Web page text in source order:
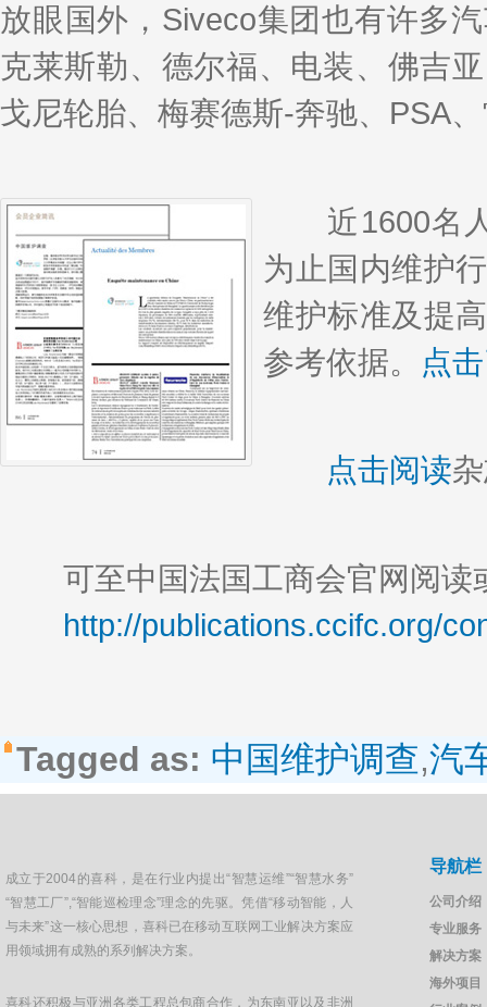
放眼国外，Siveco集团也有许多
克莱斯勒、德尔福、电装、佛吉
戈尼轮胎、梅赛德斯-奔驰、PSA
近1600名人
为止国内维护
维护标准及提
参考依据。
点
点击阅读
可至中国法国工商会官网阅读
http://publications.ccifc.org/
Tagged as: 中国维护调查,汽
成立于2004的喜科，是在行业内提出“智慧运维”“智慧水务”
“智慧工厂”,“智能巡检理念”理念的先驱。凭借“移动智能，人
与未来”这一核心思想，喜科已在移动互联网工业解决方案应
用领域拥有成熟的系列解决方案。
喜科还积极与亚洲各类工程总包商合作，为东南亚以及非洲
导航栏
公司介绍
专业服务
解决方案
海外项目